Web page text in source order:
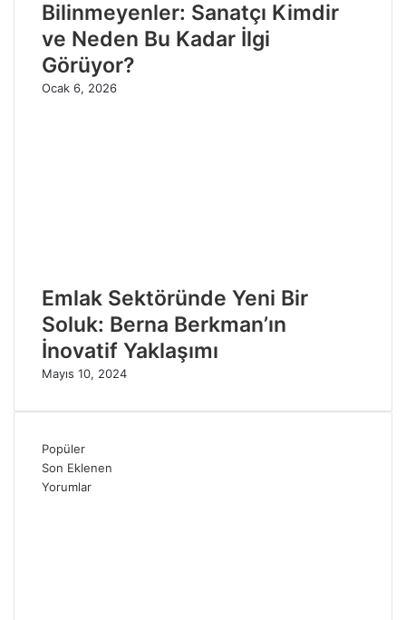
Bilinmeyenler: Sanatçı Kimdir
ve Neden Bu Kadar İlgi
Görüyor?
Ocak 6, 2026
Emlak Sektöründe Yeni Bir
Soluk: Berna Berkman’ın
İnovatif Yaklaşımı
Mayıs 10, 2024
Popüler
Son Eklenen
Yorumlar